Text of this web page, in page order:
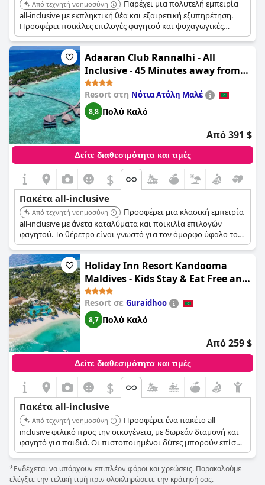
Από τεχνητή νοημοσύνη
Παρέχει μια πολυτελή εμπειρία
all-inclusive με εκπληκτική θέα και εξαιρετική εξυπηρέτηση.
Προσφέρει ποικίλες επιλογές φαγητού και ψυχαγωγικές
εγκαταστάσεις, καθιστώντας το ιδανικό για αξέχαστες
διακοπές.
Adaaran Club Rannalhi - All
Inclusive - 45 Minutes away from
Male by Speedboat
Resort στη Νότια Ατόλη Μαλέ
8,8 Πολύ Καλό
Από 391 $
Δείτε διαθεσιμότητα και τιμές
$
Πακέτα all-inclusive
Από τεχνητή νοημοσύνη
Προσφέρει μια κλασική εμπειρία
all-inclusive με άνετα καταλύματα και ποικιλία επιλογών
φαγητού. Το θέρετρο είναι γνωστό για τον όμορφο ύφαλο του
και τα θαλάσσια σπορ, εύκολα προσβάσιμα με ταχύπλοο από
το Μαλέ.
Holiday Inn Resort Kandooma
Maldives - Kids Stay & Eat Free and
Free Roundtrip Speed Boat for a
minimum 4 nights stay
Resort σε Guraidhoo
8,7 Πολύ Καλό
Από 259 $
Δείτε διαθεσιμότητα και τιμές
$
Πακέτα all-inclusive
Από τεχνητή νοημοσύνη
Προσφέρει ένα πακέτο all-
inclusive φιλικό προς την οικογένεια, με δωρεάν διαμονή και
φαγητό για παιδιά. Οι πιστοποιημένοι δύτες μπορούν επίσης
να απολαύσουν δωρεάν καταδύσεις, καθιστώντας το μια
εξαιρετική επιλογή για οικογένειες και λάτρεις των
καταδύσεων.
*Ενδέχεται να υπάρχουν επιπλέον φόροι και χρεώσεις. Παρακαλούμε
ελέγξτε την τελική τιμή πριν ολοκληρώσετε την κράτησή σας.